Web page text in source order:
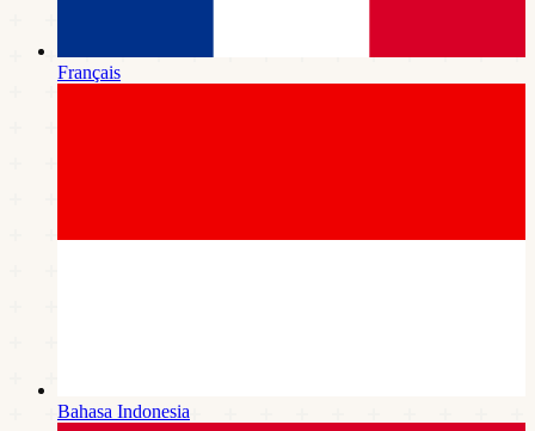
Français
Bahasa Indonesia